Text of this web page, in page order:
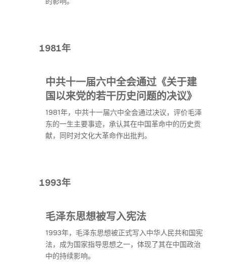
1981年
中共十一届六中全会通过《关于建
国以来党的若干历史问题的决议》
1981年，中共十一届六中全会通过决议，评价毛泽
东的一生主要事迹，承认其在中国革命中的历史贡
献，同时对文化大革命作出批判。
1993年
毛泽东思想被写入宪法
1993年，毛泽东思想被正式写入中华人民共和国宪
法，成为国家指导思想之一，体现了其在中国政治
中的持续影响。